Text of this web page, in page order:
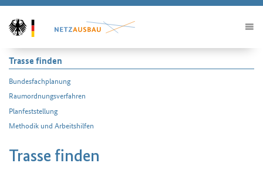
Trasse finden
Bundesfachplanung
Raumordnungs­verfahren
Planfeststellung
Methodik und Arbeitshilfen
Trasse finden